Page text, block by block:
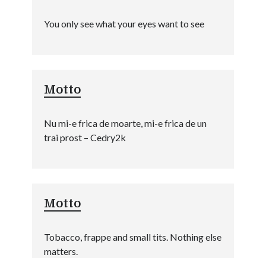
You only see what your eyes want to see
Motto
Nu mi-e frica de moarte, mi-e frica de un
trai prost – Cedry2k
Motto
Tobacco, frappe and small tits. Nothing else
matters.